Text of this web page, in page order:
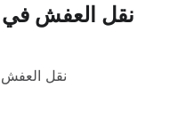
نقل العفش في
نقل